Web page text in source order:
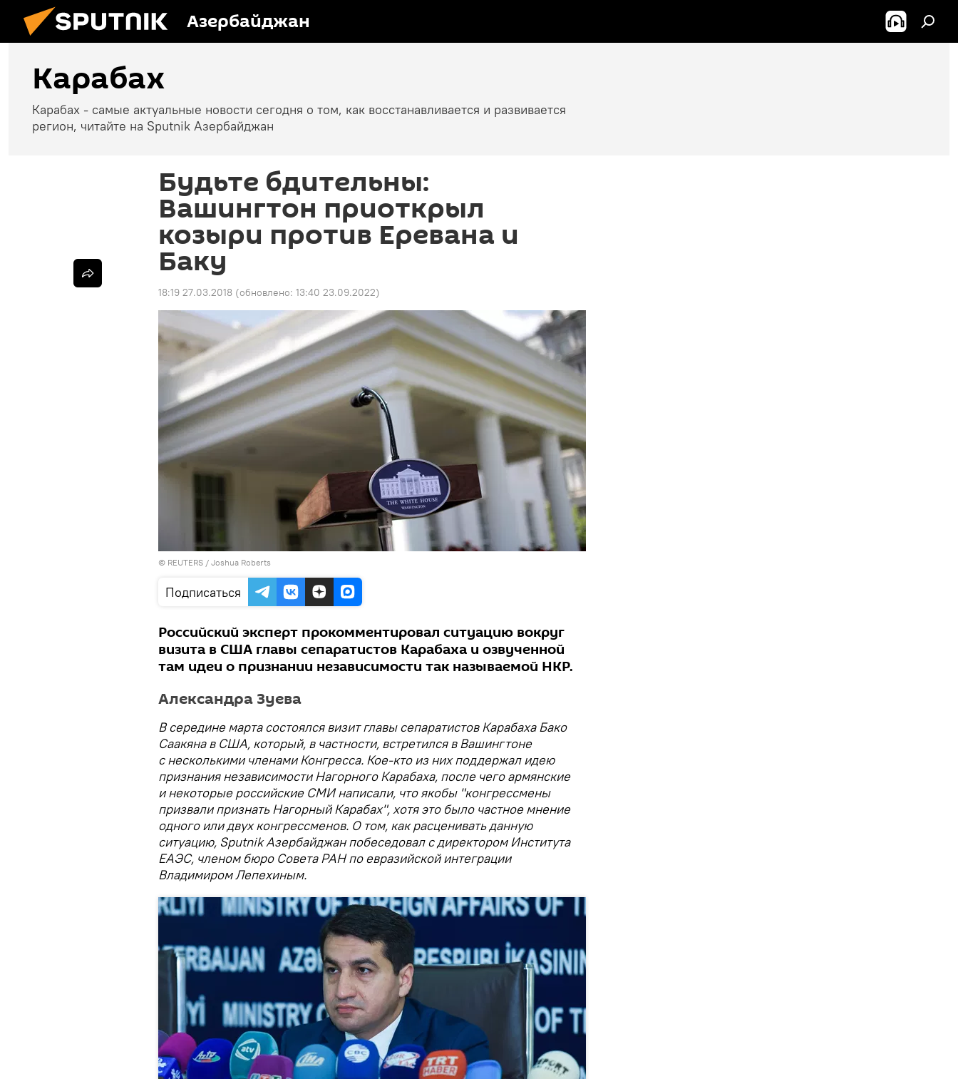
Азербайджан
Карабах
Карабах - самые актуальные новости сегодня о том, как восстанавливается и развивается
регион, читайте на Sputnik Азербайджан
Будьте бдительны:
Вашингтон приоткрыл
козыри против Еревана и
Баку
18:19 27.03.2018 (обновлено: 13:40 23.09.2022)
© REUTERS / Joshua Roberts
Подписаться
Российский эксперт прокомментировал ситуацию вокруг
визита в США главы сепаратистов Карабаха и озвученной
там идеи о признании независимости так называемой НКР.
Александра Зуева
В середине марта состоялся визит главы сепаратистов Карабаха Бако
Саакяна в США, который, в частности, встретился в Вашингтоне
с несколькими членами Конгресса. Кое-кто из них поддержал идею
признания независимости Нагорного Карабаха, после чего армянские
и некоторые российские СМИ написали, что якобы "конгрессмены
призвали признать Нагорный Карабах", хотя это было частное мнение
одного или двух конгрессменов. О том, как расценивать данную
ситуацию, Sputnik Азербайджан побеседовал с директором Института
ЕАЭС, членом бюро Совета РАН по евразийской интеграции
Владимиром Лепехиным.